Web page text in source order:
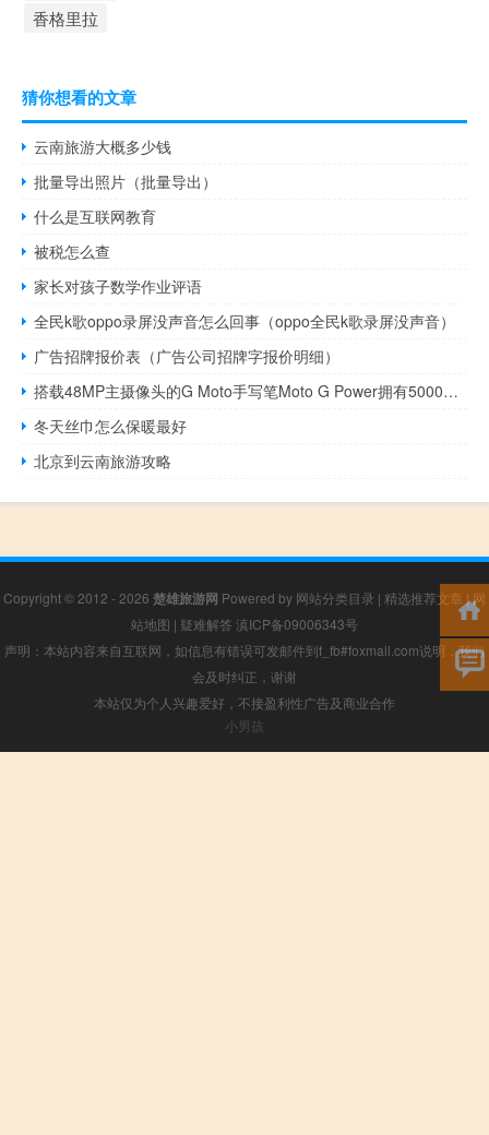
香格里拉
猜你想看的文章
云南旅游大概多少钱
批量导出照片（批量导出）
什么是互联网教育
被税怎么查
家长对孩子数学作业评语
全民k歌oppo录屏没声音怎么回事（oppo全民k歌录屏没声音）
广告招牌报价表（广告公司招牌字报价明细）
搭载48MP主摄像头的G Moto手写笔Moto G Power拥有5000毫安时电池
冬天丝巾怎么保暖最好
北京到云南旅游攻略
Copyright © 2012 - 2026 楚雄旅游网 Powered by 网站分类目录 | 精选推荐文章 |网
站地图 | 疑难解答 滇ICP备09006343号
声明：本站内容来自互联网，如信息有错误可发邮件到f_fb#foxmail.com说明，我们
会及时纠正，谢谢
本站仅为个人兴趣爱好，不接盈利性广告及商业合作
小男孩